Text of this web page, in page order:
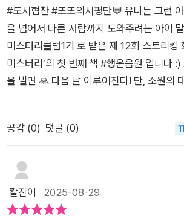
소 THE 미스터리 시리즈의 첫 번째 작품으
아가는 아이들에게 꼭 들려주고 싶은,디지
두려움, 그리고 우정을섬세하고 스릴 넘치
화입니다.사건을 해결하는 과정을 통해서
서 추론적 사고 능력을 키우고사고력도 키
고학년이 청소년 친구들에게 추천해봅니다
비룡소 출판사에게감사함을 전합니다.#차
린이미스터리 #추리소설 #디지털네이티브
론 #추론력 #사고력 #청소년소설 #초등고
천 #책스타그램 #북스타그램 #북리뷰 #책
910
#도서협찬 #또또의서평단💬 유나는 그런
을 넘어서 다른 사람까지 도와주려는 아이
미스터리클럽1기 로 받은 제 12회 스토리킹
미스터리’의 첫 번째 책 #행운음원 입니다
을 빌면 🙏 다음 날 이루어진다! 단, 소원의
조회수가 잘 늘지 않습니다.게다가 반에는
자 인기 유튜버인 민재가 있지요.그러던 어
보다 ‘행운음원’이라는 영상을 발견하고는
고 소원을 빌게 됩니다.정말 소원이 이루어
잠시 늘었지만, 대신 악플이 늘어나며 악몽
데 그 꿈속에서 어떤 소녀가 나타나 ‘행운음
공감 (0) 댓글 (0)
칼진이 2025-08-29